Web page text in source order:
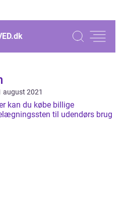
dk
august 2021
kan du købe billige
til udendørs brug